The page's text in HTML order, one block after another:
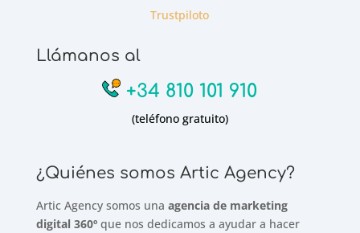
Trustpiloto
Llámanos al
+34 810 101 910
(teléfono gratuito)
¿Quiénes somos Artic Agency?
Artic Agency somos una agencia de marketing
digital 360ºque nos dedicamos a ayudar a hacer